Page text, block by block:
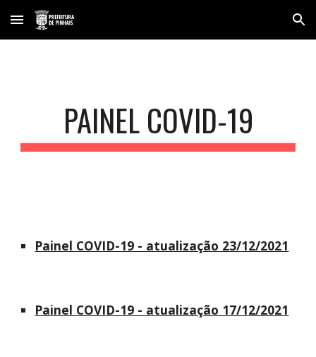
Skip to main content Skip to navigation
PAINEL COVID-19
Painel COVID-19 - atualização 23/12/2021
Painel COVID-19 - atualização 17/12/2021